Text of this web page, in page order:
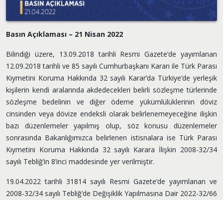
Basın Açıklaması – 21 Nisan 2022
Bilindiği üzere, 13.09.2018 tarihli Resmi Gazete’de yayımlanan
12.09.2018 tarihli ve 85 sayılı Cumhurbaşkanı Kararı ile Türk Parası
Kıymetini Koruma Hakkında 32 sayılı Karar’da Türkiye’de yerleşik
kişilerin kendi aralarında akdedecekleri belirli sözleşme türlerinde
sözleşme bedelinin ve diğer ödeme yükümlülüklerinin döviz
cinsinden veya dövize endeksli olarak belirlenemeyeceğine ilişkin
bazı düzenlemeler yapılmış olup, söz konusu düzenlemeler
sonrasında Bakanlığımızca belirlenen istisnalara ise Türk Parası
Kıymetini Koruma Hakkında 32 sayılı Karara İlişkin 2008-32/34
sayılı Tebliğ’in 8’inci maddesinde yer verilmiştir.
19.04.2022 tarihli 31814 sayılı Resmi Gazete’de yayımlanan ve
2008-32/34 sayılı Tebliğ’de Değişiklik Yapılmasına Dair 2022-32/66